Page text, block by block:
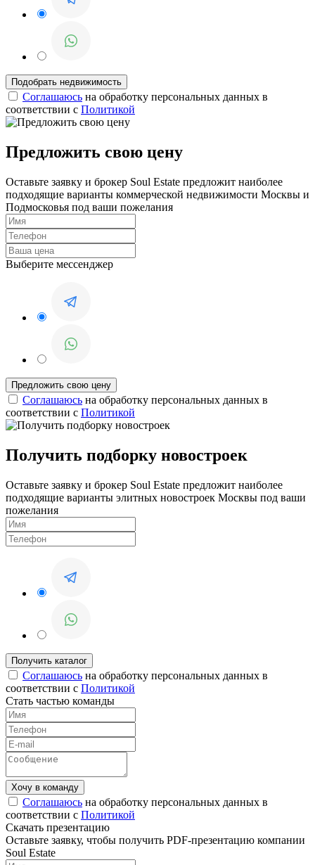
Соглашаюсь на обработку персональных данных в
соответствии с Политикой
Предложить свою цену
Оставьте заявку и брокер Soul Estate предложит наиболее
подходящие варианты коммерческой недвижимости Москвы и
Подмосковья под ваши пожелания
Выберите мессенджер
Соглашаюсь на обработку персональных данных в
соответствии с Политикой
Получить подборку новостроек
Оставьте заявку и брокер Soul Estate предложит наиболее
подходящие варианты элитных новостроек Москвы под ваши
пожелания
Соглашаюсь на обработку персональных данных в
соответствии с Политикой
Стать частью команды
Соглашаюсь на обработку персональных данных в
соответствии с Политикой
Скачать презентацию
Оставьте заявку, чтобы получить PDF-презентацию компании
Soul Estate